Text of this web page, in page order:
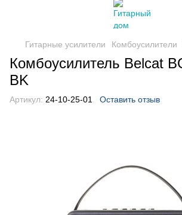
Гитарные усилители Комбоусилители
Комбоусилитель Belcat
BK
Артикул: 24-10-25-01 Оставить отзыв